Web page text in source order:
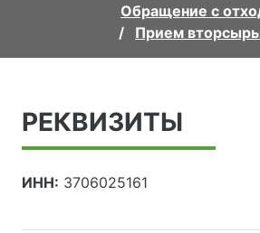
Обращение с
Прием
РЕКВИЗИТЫ
ИНН: 3706025161